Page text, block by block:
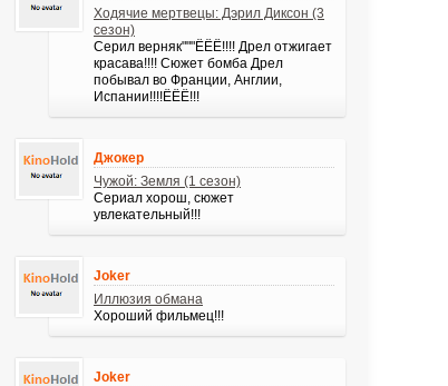
Ходячие мертвецы: Дэрил Диксон (3
сезон)
Серил верняк"""ЁЁЁ!!!! Дрел отжигает
красава!!!! Сюжет бомба Дрел
побывал во Франции, Англии,
Испании!!!!ЁЁЁ!!!
Джокер
Чужой: Земля (1 сезон)
Сериал хорош, сюжет
увлекательный!!!
Joker
Иллюзия обмана
Хороший фильмец!!!
Joker